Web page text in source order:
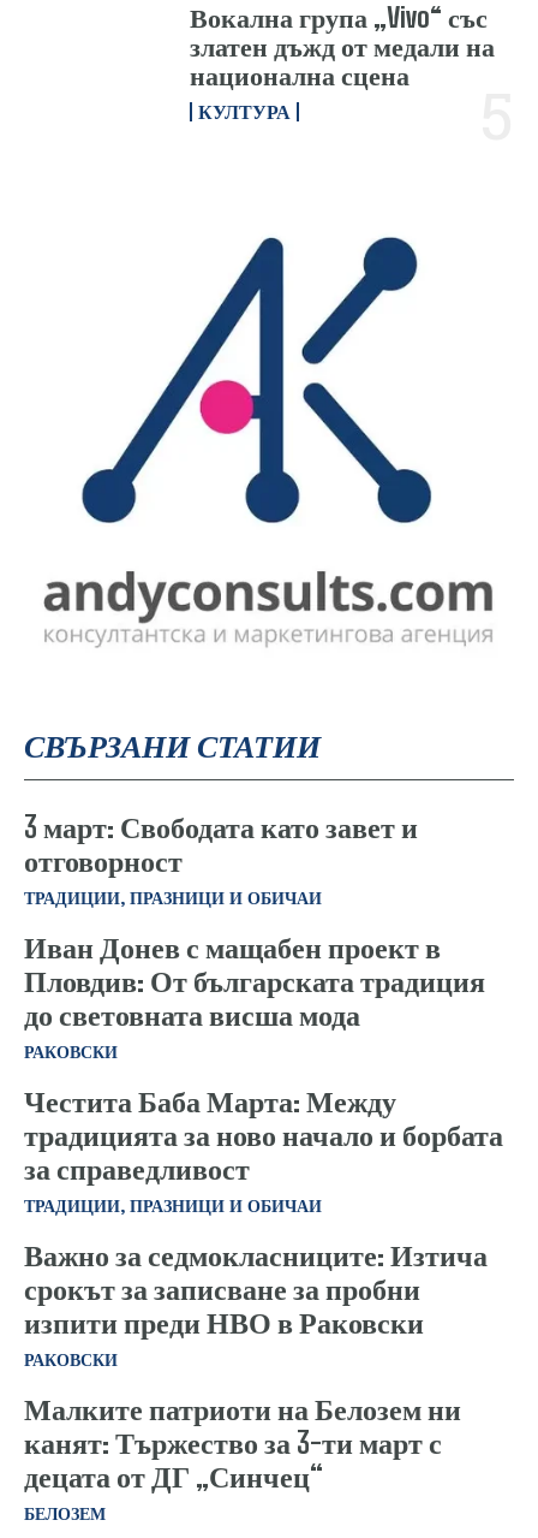
Вокална група „Vivo“ със
златен дъжд от медали на
национална сцена
КУЛТУРА
СВЪРЗАНИ СТАТИИ
3 март: Свободата като завет и
отговорност
ТРАДИЦИИ, ПРАЗНИЦИ И ОБИЧАИ
Иван Донев с мащабен проект в
Пловдив: От българската традиция
до световната висша мода
РАКОВСКИ
Честита Баба Марта: Между
традицията за ново начало и борбата
за справедливост
ТРАДИЦИИ, ПРАЗНИЦИ И ОБИЧАИ
Важно за седмокласниците: Изтича
срокът за записване за пробни
изпити преди НВО в Раковски
РАКОВСКИ
Малките патриоти на Белозем ни
канят: Тържество за 3-ти март с
децата от ДГ „Синчец“
БЕЛОЗЕМ